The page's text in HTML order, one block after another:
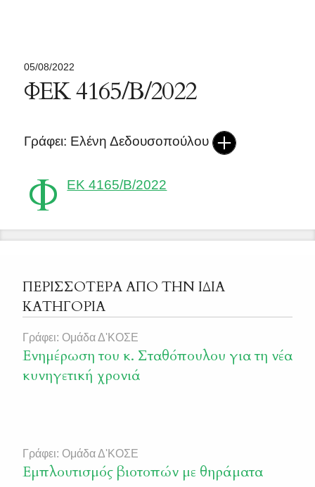
05/08/2022
ΦΕΚ 4165/Β/2022
Γράφει: Ελένη Δεδουσοπούλου
Φ ΕΚ 4165/Β/2022
ΠΕΡΙΣΣΟΤΕΡΑ ΑΠΟ ΤΗΝ ΙΔΙΑ
ΚΑΤΗΓΟΡΙΑ
Γράφει: Ομάδα Δ'ΚΟΣΕ
Ενημέρωση του κ. Σταθόπουλου για τη νέα
κυνηγετική χρονιά
Γράφει: Ομάδα Δ'ΚΟΣΕ
Εμπλουτισμός βιοτοπών με θηράματα